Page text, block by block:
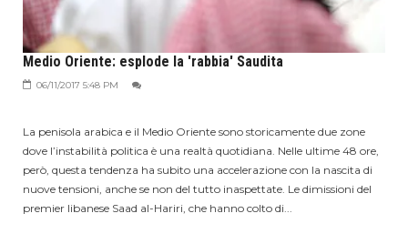
Medio Oriente: esplode la 'rabbia' Saudita
06/11/2017 5:48 PM
La penisola arabica e il Medio Oriente sono storicamente due zone
dove l’instabilità politica è una realtà quotidiana. Nelle ultime 48 ore,
però, questa tendenza ha subito una accelerazione con la nascita di
nuove tensioni, anche se non del tutto inaspettate. Le dimissioni del
premier libanese Saad al-Hariri, che hanno colto di...